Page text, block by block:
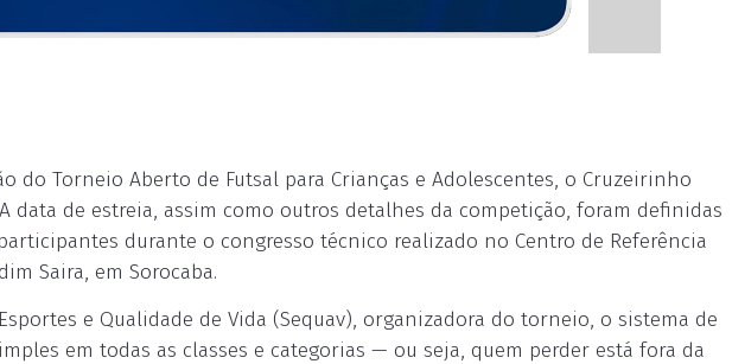
do Torneio Aberto de Futsal para Crianças e Adolescentes, o Cruzeirinho
data de estreia, assim como outros detalhes da competição, foram definidas
durante o congresso técnico realizado no Centro de Referência
Saira, em Sorocaba.
e Qualidade de Vida (Sequav), organizadora do torneio, o sistema de
em todas as classes e categorias — ou seja, quem perder está fora da